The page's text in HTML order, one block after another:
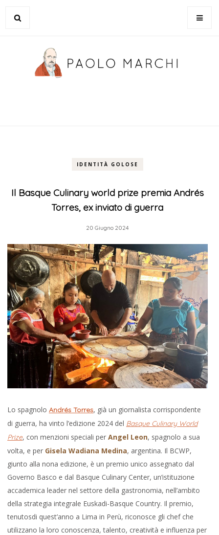
IDENTITÀ GOLOSE
Il Basque Culinary world prize premia Andrés
Torres, ex inviato di guerra
20 Giugno 2024
Lo spagnolo Andrés Torres, già un giornalista corrispondente
di guerra, ha vinto l’edizione 2024 del Basque Culinary World
Prize, con menzioni speciali per Angel Leon, spagnolo a sua
volta, e per Gisela Wadiana Medina, argentina. Il BCWP,
giunto alla nona edizione, è un premio unico assegnato dal
Governo Basco e dal Basque Culinary Center, un’istituzione
accademica leader nel settore della gastronomia, nell’ambito
della strategia integrale Euskadi-Basque Country. Il premio,
tenutosdi quest’anno a Lima in Perù, riconosce gli chef che
utilizzano la loro conoscenza, talento, creatività e influenza per